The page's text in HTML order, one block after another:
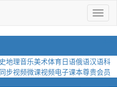
菜
单
地理音乐美术体育日语俄语汉语科
同步视频微课视频电子课本尊贵会员